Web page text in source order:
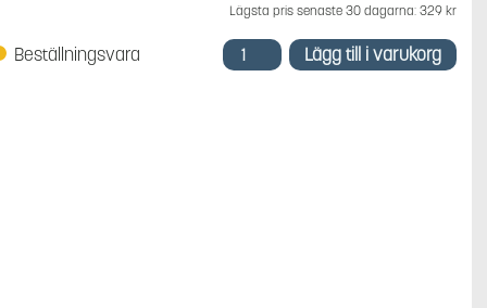
Lägsta pris senaste 30 dagarna: 329 kr
Beställningsvara SUP.
PLAQUE Lägg till i varukorg